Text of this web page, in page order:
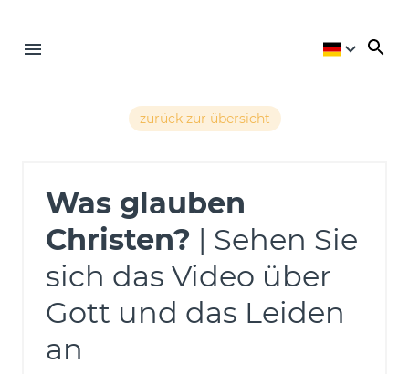
zurück zur übersicht
Was glauben
Christen? | Sehen Sie
sich das Video über
Gott und das Leiden
an